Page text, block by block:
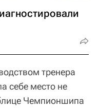
тренера
себе место не
Чемпионшипа